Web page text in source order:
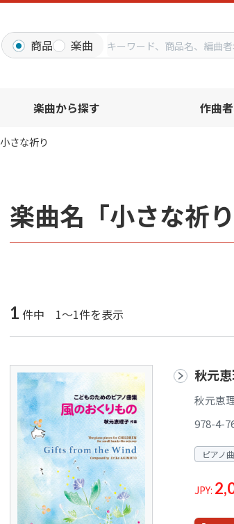
商品 楽曲
楽曲から探す 作曲
小さな祈り
楽曲名「小さな祈
1 件中 1～1件を表示
秋元
秋元恵
978-4-
ピアノ
JPY: